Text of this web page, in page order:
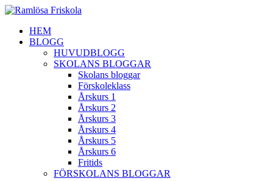
HEM
BLOGG
HUVUDBLOGG
SKOLANS BLOGGAR
Skolans bloggar
Förskoleklass
Årskurs 1
Årskurs 2
Årskurs 3
Årskurs 4
Årskurs 5
Årskurs 6
Fritids
FÖRSKOLANS BLOGGAR